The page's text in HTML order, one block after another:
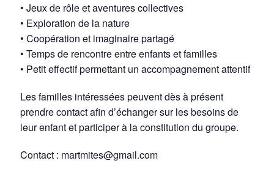
• Jeux de rôle et aventures collectives
• Exploration de la nature
• Coopération et imaginaire partagé
• Temps de rencontre entre enfants et familles
• Petit effectif permettant un accompagnement attentif
Les familles intéressées peuvent dès à présent
prendre contact afin d’échanger sur les besoins de
leur enfant et participer à la constitution du groupe.
Contact : martmites@gmail.com